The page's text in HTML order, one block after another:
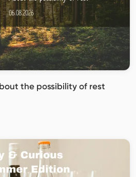
the possibility of rest